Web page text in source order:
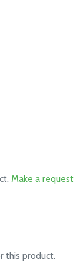
Make a request
this product.